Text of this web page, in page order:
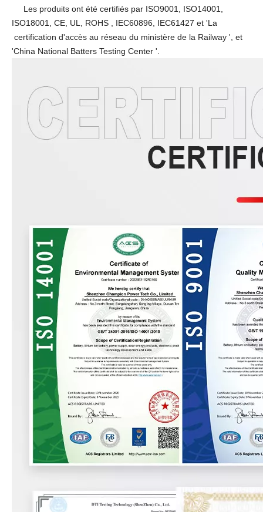
Les produits ont été certifiés par ISO9001, ISO14001,
ISO18001, CE, UL, ROHS
, IEC60896, IEC61427 et 'La
certification d'accès au réseau du ministère de la Railway ', et
'China National Batters Testing Center '.